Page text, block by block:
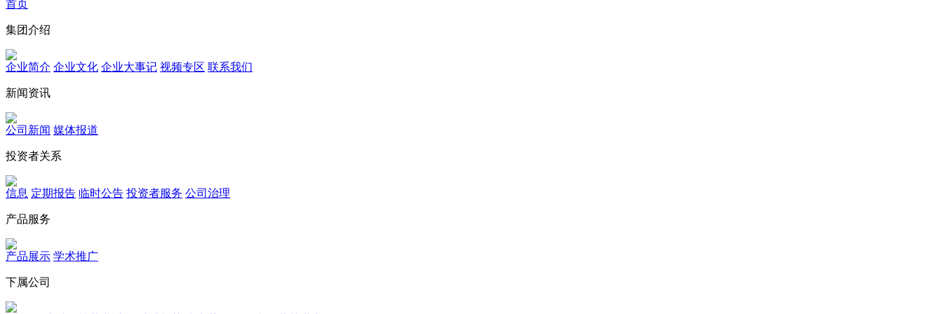
首页
集团介绍
企业简介 企业文化 企业⼤事记 视频专区 联系我们
新闻资讯
公司新闻 媒体报道
投资者关系
信息 定期报告 临时公告 投资者服务 公司治理
产品服务
产品展示 学术推广
下属公司